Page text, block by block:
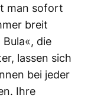
man sofort
breit
die
lassen sich
bei jeder
Ihre